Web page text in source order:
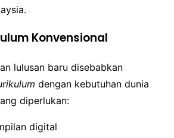
Konvensional
lulusan baru disebabkan
dengan kebutuhan dunia
diperlukan:
digital